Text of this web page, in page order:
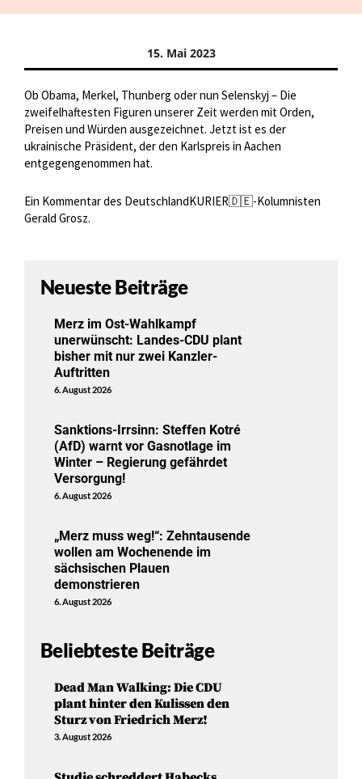
15. Mai 2023
Ob Obama, Merkel, Thunberg oder nun Selenskyj – Die
zweifelhaftesten Figuren unserer Zeit werden mit Orden,
Preisen und Würden ausgezeichnet. Jetzt ist es der
ukrainische Präsident, der den Karlspreis in Aachen
entgegengenommen hat.
Ein Kommentar des DeutschlandKURIER🇩🇪-Kolumnisten
Gerald Grosz.
Neueste Beiträge
Merz im Ost-Wahlkampf
unerwünscht: Landes-CDU plant
bisher mit nur zwei Kanzler-
Auftritten
6. August 2026
Sanktions-Irrsinn: Steffen Kotré
(AfD) warnt vor Gasnotlage im
Winter – Regierung gefährdet
Versorgung!
6. August 2026
„Merz muss weg!“: Zehntausende
wollen am Wochenende im
sächsischen Plauen
demonstrieren
6. August 2026
Beliebteste Beiträge
Dead Man Walking: Die CDU
plant hinter den Kulissen den
Sturz von Friedrich Merz!
3. August 2026